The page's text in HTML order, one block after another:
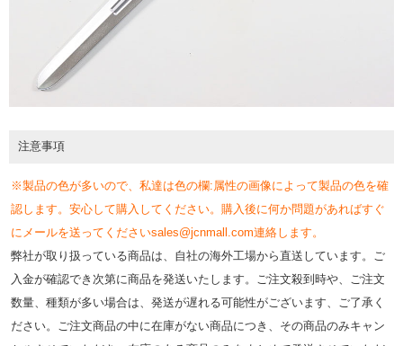
注意事項
※製品の色が多いので、私達は色の欄:属性の画像によって製品の色を確
認します。安心して購入してください。購入後に何か問題があればすぐ
にメールを送ってくださいsales@jcnmall.com連絡します。
弊社が取り扱っている商品は、自社の海外工場から直送しています。ご
入金が確認でき次第に商品を発送いたします。ご注文殺到時や、ご注文
数量、種類が多い場合は、発送が遅れる可能性がございます、ご了承く
ださい。ご注文商品の中に在庫がない商品につき、その商品のみキャン